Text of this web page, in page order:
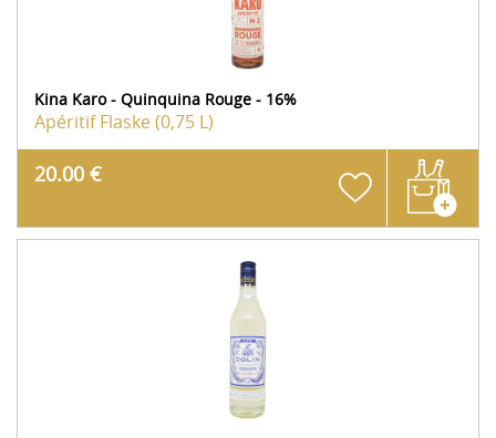
Kina Karo - Quinquina Rouge - 16%
ApéritifFlaske (0,75 L)
20.00 €